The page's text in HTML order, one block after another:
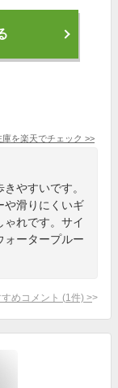
庫を楽天でチェック >>
やすいです。
や滑りにくいギ
れです。サイ
ォータープルー
めコメント (1 件) >